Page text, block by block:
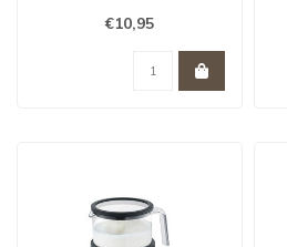
vissersdorp Bruinisse op
€10,95